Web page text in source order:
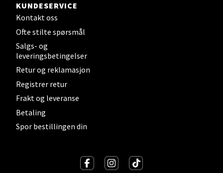
KUNDESERVICE
Kontakt oss
Ofte stilte spørsmål
Salgs- og
leveringsbetingelser
Retur og reklamasjon
Registrer retur
Frakt og leveranse
Betaling
Spor bestillingen din
Ski - Thon Senter Ski
Åpent i dag 10-19
0 i butikk
Strangata 26, 8400 Sortland